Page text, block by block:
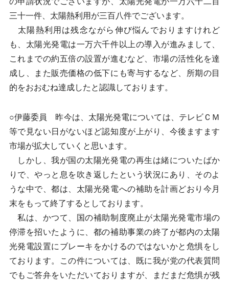
三十一件、太陽熱利用が三百八件でございます。
太陽熱利用は残念ながら伸び悩んでおりますけれど
も、太陽光発電は一万六千件以上の導入が進みまして、
これまでの約五倍の設置が進むなど、市場の活性化を達
成し、また販売価格の低下にも寄与するなど、所期の目
的をおおむね達成したと認識しております。
○伊藤委員 昨今は、太陽光発電については、テレビＣＭ
等で見ない日がないほど認知度が上がり、今後ますます
市場が拡大していくと思います。
しかし、我が国の太陽光発電の再生は緒についたばか
りで、やっと息を吹き返したという状況にあり、そのよ
うな中で、都は、太陽光発電への補助を計画どおり今月
末をもって終了するとしております。
私は、かつて、国の補助制度廃止が太陽光発電市場の
停滞を招いたように、都の補助事業の終了が都内の太陽
光発電設置にブレーキをかけるのではないかと危惧をし
ております。この件については、既に我が党の代表質問
でもご答弁をいただいておりますが、まだまだ危惧が残